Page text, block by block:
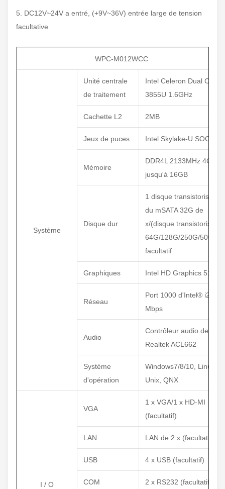
5. DC12V~24V a entré, (+9V~36V) entrée large de tension
facultative
WPC-M012WCC
Système
Unité centrale
de traitement
Intel Celeron Dual Core
3855U 1.6GHz
Cachette L2 2MB
Jeux de puces Intel Skylake-U SOC
Mémoire
DDR4L 2133MHz 4GB,
jusqu'à 16GB
Disque dur
1 disque transistorisé
du mSATA 32G de
x/(disque transistorisé
64G/128G/250G/500G)
facultatif
Graphiques Intel HD Graphics 510
Réseau
Port 1000 d'Intel® i211
Mbps
Audio
Contrôleur audio de
Realtek ACL662
Système
d'opération
Windows7/8/10, Linux,
Unix, QNX
I / O
VGA
1 x VGA/1 x HD-MI
(facultatif)
LAN LAN de 2 x (facultatif)
USB 4 x USB (facultatif)
COM 2 x RS232 (facultatifs)